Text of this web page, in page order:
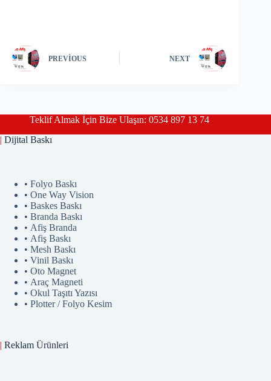
PREVIOUS NEXT
Teklif Almak İçin Bize Ulaşın: 0534 897 13 74
| Dijital Baskı
• Folyo Baskı
• One Way Vision
• Baskes Baskı
• Branda Baskı
• Afiş Branda
• Afiş Baskı
• Mesh Baskı
• Vinil Baskı
• Oto Magnet
• Araç Magneti
• Okul Taşıtı Yazısı
• Plotter / Folyo Kesim
| Reklam Ürünleri